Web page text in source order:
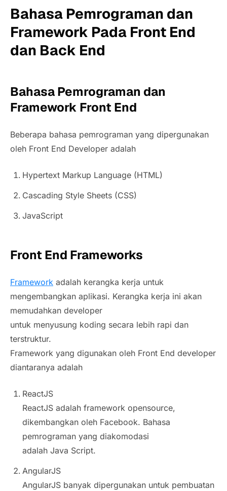
Bahasa Pemrograman dan
Framework Pada Front End
dan Back End
Bahasa Pemrograman dan
Framework Front End
Beberapa bahasa pemrograman yang dipergunakan
oleh Front End Developer adalah
Hypertext Markup Language (HTML)
Cascading Style Sheets (CSS)
JavaScript
Front End Frameworks
Framework adalah kerangka kerja untuk
mengembangkan aplikasi. Kerangka kerja ini akan
memudahkan developer
untuk menyusung koding secara lebih rapi dan
terstruktur.
Framework yang digunakan oleh Front End developer
diantaranya adalah
ReactJS
ReactJS adalah framework opensource,
dikembangkan oleh Facebook. Bahasa
pemrograman yang diakomodasi
adalah Java Script.
AngularJS
AngularJS banyak dipergunakan untuk pembuatan